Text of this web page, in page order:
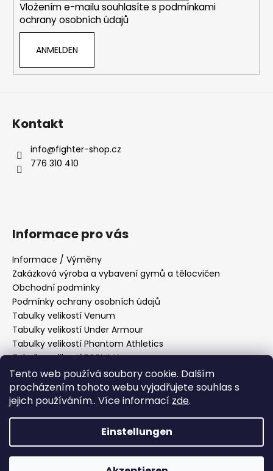
Tento web používá soubory cookie. Dalším
procházením tohoto webu vyjadřujete souhlas s
jejich používáním.. Více informací zde.
Einstellungen
Vložením e-mailu souhlasíte s podmínkami
ochrany osobních údajů
ANMELDEN
Kontakt
info@fighter-shop.cz
776 310 410
Informace pro vás
Informace / Výměny
Zakázková výroba a vybavení gymů a tělocvičen
Obchodní podmínky
Podmínky ochrany osobních údajů
Tabulky velikostí Venum
Tabulky velikostí Under Armour
Tabulky velikostí Phantom Athletics
Tabulky velikostí FORMMA
Tabulky velikostí Tatami Fightwear
Tabulky velikostí Manto
Tabulky velikostí Hayabusa